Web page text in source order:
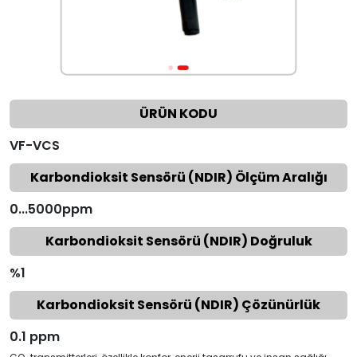
ÜRÜN KODU
VF-VCS
Karbondioksit Sensörü (NDIR) Ölçüm Aralığı
0...5000ppm
Karbondioksit Sensörü (NDIR) Doğruluk
%1
Karbondioksit Sensörü (NDIR) Çözünürlük
0.1 ppm